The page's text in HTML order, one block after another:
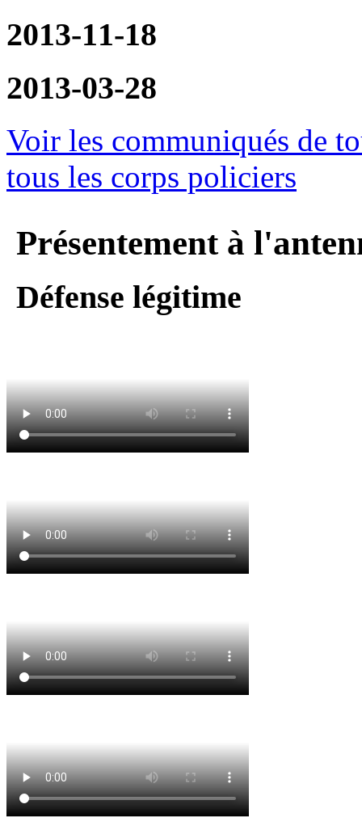
2013-11-18
2013-03-28
Voir les communiqués de
tous les corps policiers
Présentement à
Défense légitime